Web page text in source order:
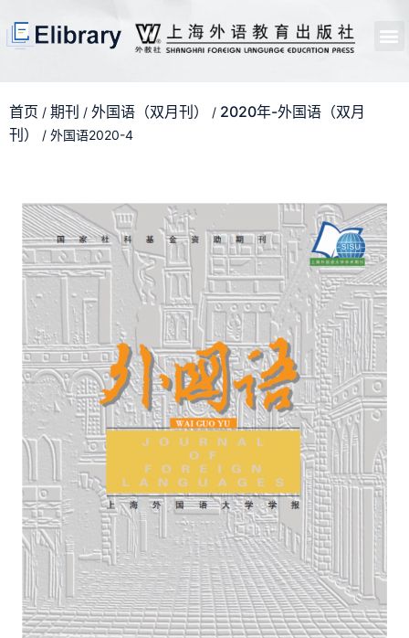
首页 / 期刊 / 外国语（双月刊） / 2020年-外国语（双月
刊）
/ 外国语2020-4